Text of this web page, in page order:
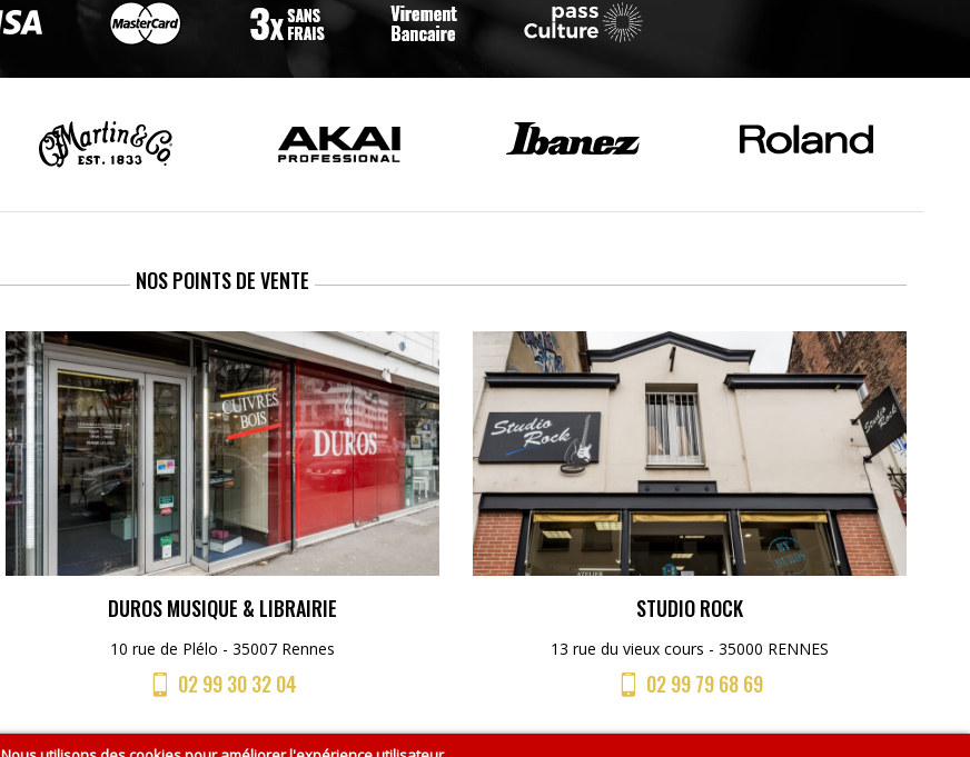
NOS POINTS DE VENTE
DUROS MUSIQUE & LIBRAIRIE
10 rue de Plélo - 35007 Rennes
02 99 30 32 04
STUDIO ROCK
13 rue du vieux cours - 35000 RENNES
02 99 79 68 69